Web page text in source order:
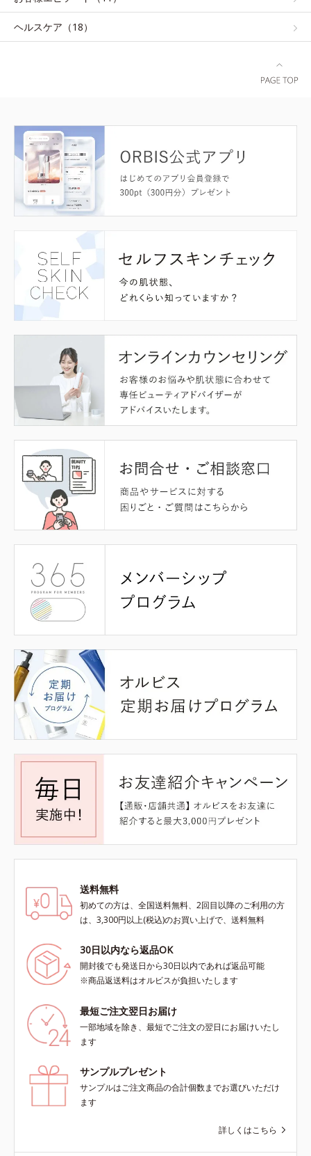
ヘルスケア（18）
送料無料
初めての方は、全国送料無料、2回目以降のご利用の方
は、3,300円以上(税込)のお買い上げで、送料無料
30日以内なら返品OK
開封後でも発送日から30日以内であれば返品可能
※商品返送料はオルビスが負担いたします
最短ご注文翌日お届け
一部地域を除き、最短でご注文の翌日にお届けいたし
ます
サンプルプレゼント
サンプルはご注文商品の合計個数までお選びいただけ
ます
詳しくはこちら